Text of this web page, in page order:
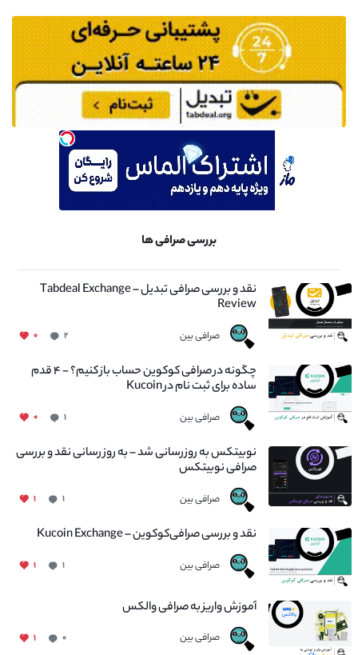
بررسی صرافی ها
نقد و بررسی صرافی تبدیل – Tabdeal Exchange
Review
صرافی بین ۲ ۰
چگونه در صرافی کوکوین حساب باز کنیم؟ - ۴ قدم
ساده برای ثبت نام در Kucoin
صرافی بین ۱ ۰
نوبیتکس به روزرسانی شد – به روز رسانی نقد و بررسی
صرافی نوبیتکس
صرافی بین ۱ ۱
نقد و بررسی صرافی‌کوکوین – Kucoin Exchange
صرافی بین ۱ ۱
آموزش واریز به صرافی والکس
صرافی بین ۰ ۱